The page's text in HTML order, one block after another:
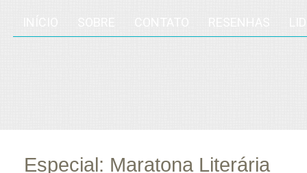
Especial: Maratona Literária